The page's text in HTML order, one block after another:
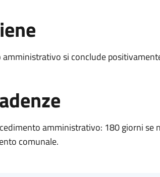
si conclude
amministrativo: 180 giorni se
comunale.